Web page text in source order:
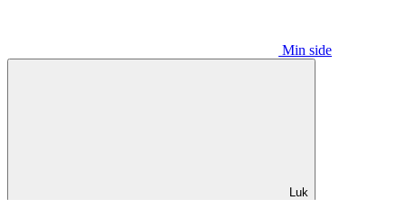
Min side
Luk